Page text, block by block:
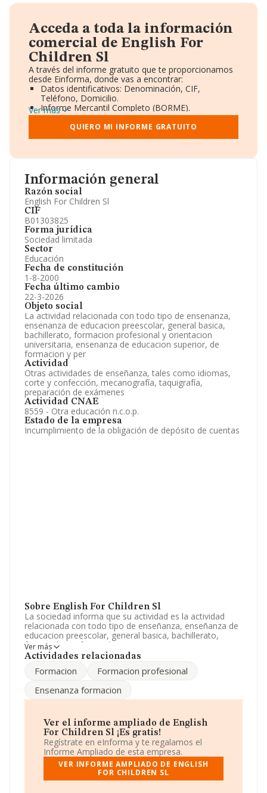
Información general
Razón social
English For Children Sl
CIF
B01303825
Forma jurídica
Sociedad limitada
Sector
Educación
Fecha de constitución
1-8-2000
Fecha último cambio
22-3-2026
Objeto social
La actividad relacionada con todo tipo de ensenanza,
ensenanza de educacion preescolar, general basica,
bachillerato, formacion profesional y orientacion
universitaria, ensenanza de educacion superior, de
formacion y per
Actividad
Otras actividades de enseñanza, tales como idiomas,
corte y confección, mecanografía, taquigrafía,
preparación de exámenes
Actividad CNAE
8559 - Otra educación n.c.o.p.
Estado de la empresa
Incumplimiento de la obligación de depósito de cuentas
Sobre English For Children Sl
La sociedad informa que su actividad es la actividad
relacionada con todo tipo de enseñanza, enseñanza de
educacion preescolar, general basica, bachillerato,
formación profesional y orientacion universitaria,
enseñanza de educacion superior, de formación y per.
CNAE es 'Otra educación n.c.o.p.' con código 8559. La
El número de empleados ha crecido un 467% y teniendo
dispuesto de un número de empleados por encima de la
media de sector.
La sociedad españolaEnglish For Children S.L
B01303825, se encuentra en Calle Pintor Pablo Uranga
núm. 22 Bj, (01008), Vitoria-gasteiz, en Álava, País
Vasco.
Ver más
Actividades relacionadas
Formacion
Formacion profesional
Ensenanza formacion
Ver el informe ampliado de English
For Children Sl ¡Es gratis!
Regístrate en eInforma y te regalamos el
Informe Ampliado de esta empresa.
VER INFORME AMPLIADO DE ENGLISH
FOR CHILDREN SL
Acceda a toda la información
comercial de English For
Children Sl
A través del informe gratuito que te proporcionamos
desde Einforma, donde vas a encontrar:
Datos identificativos: Denominación, CIF,
Teléfono, Domicilio.
Informe Mercantil Completo (BORME).
Gráficos de Evolución Ventas y Empleados.
Consejo de Administración y Administradores.
Directivos y Ejecutivos.
Información oficial y registral complementaria.
Ver más
QUIERO MI INFORME GRATUITO